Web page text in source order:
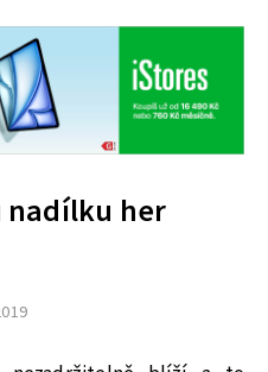
nadílku her